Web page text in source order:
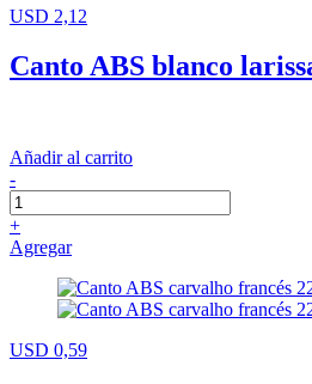
USD 2,12
Canto ABS blanco
Añadir al carrito
-
+
Agregar
USD 0,59